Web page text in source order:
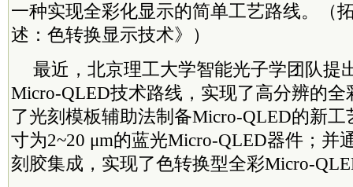
一种实现全彩化显示的简单工艺路线。（
述：色转换显示技术》）
最近，北京理工大学智能光子学团队提
Micro-QLED技术路线，实现了高分辨的全
了光刻模板辅助法制备Micro-QLED的新
寸为2~20 μm的蓝光Micro-QLED器件；并
刻胶集成，实现了色转换型全彩Micro-